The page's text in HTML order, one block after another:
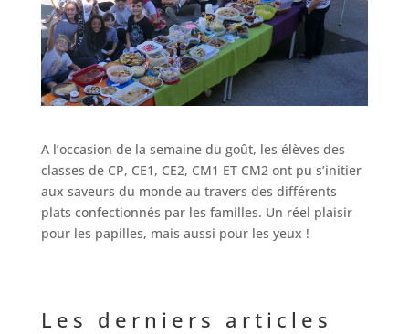
A l’occasion de la semaine du goût, les élèves des
classes de CP, CE1, CE2, CM1 ET CM2 ont pu s’initier
aux saveurs du mondeau travers des différents
plats confectionnés par les familles. Un réel plaisir
pour les papilles, mais aussi pour les yeux !
Les derniers articles